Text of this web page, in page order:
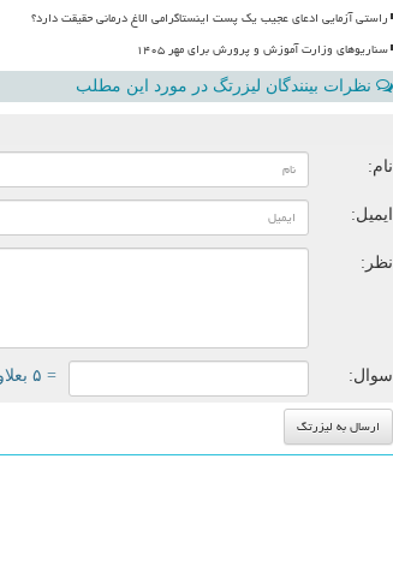
راستی آزمایی ادعای عجیب یک پست اینستاگرامی الاغ درمانی حقیقت دارد؟
سناریوهای وزارت آموزش و پرورش برای مهر ۱۴۰۵
نظرات بینندگان لیزرتگ در مورد این مطلب
نام:
ایمیل:
نظر:
سوال: = ۵ بعلاوه ۴